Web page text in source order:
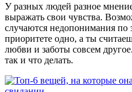
У разных людей разное
выражать свои чувства.
случаются недопонимания по
приоритете одно, а ты
любви и заботы совсем
так и что делать.